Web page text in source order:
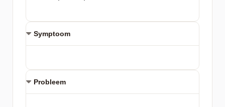
Symptoom
Probleem